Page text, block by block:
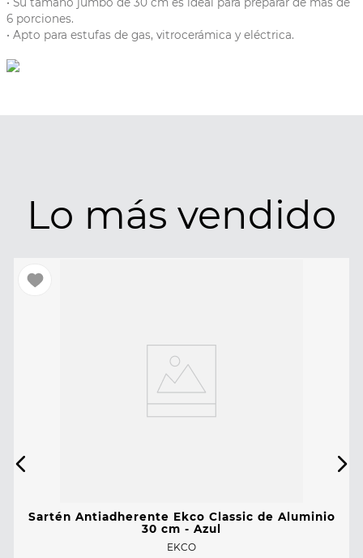
• Su tamaño jumbo de 30 cm es ideal para preparar de más de
6 porciones.
• Apto para estufas de gas, vitrocerámica y eléctrica.
Lo más vendido
Sartén Antiadherente Ekco Classic de Aluminio
30 cm - Azul
EKCO